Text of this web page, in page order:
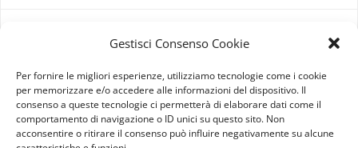
Gestisci Consenso Cookie
Per fornire le migliori esperienze, utilizziamo tecnologie come i cookie
per memorizzare e/o accedere alle informazioni del dispositivo. Il
consenso a queste tecnologie ci permetterà di elaborare dati come il
comportamento di navigazione o ID unici su questo sito. Non
acconsentire o ritirare il consenso può influire negativamente su alcune
Indirizzi
Metodi di pagamento